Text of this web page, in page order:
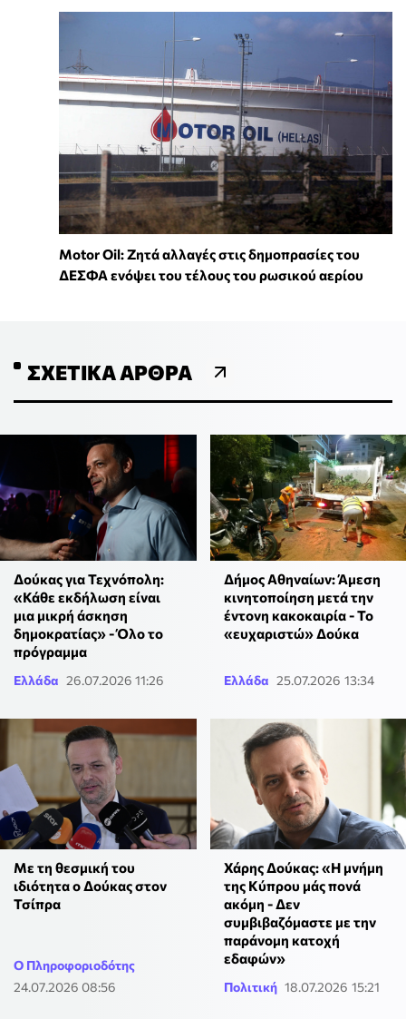
Motor Oil: Ζητά αλλαγές στις δημοπρασίες του
ΔΕΣΦΑ ενόψει του τέλους του ρωσικού αερίου
ΣΧΕΤΙΚΆ ΆΡΘΡΑ
Δούκας για Τεχνόπολη:
«Κάθε εκδήλωση είναι
μια μικρή άσκηση
δημοκρατίας» - Όλο το
πρόγραμμα
Ελλάδα 26.07.2026 11:26
Δήμος Αθηναίων: Άμεση
κινητοποίηση μετά την
έντονη κακοκαιρία - Το
«ευχαριστώ» Δούκα
Ελλάδα 25.07.2026 13:34
Με τη θεσμική του
ιδιότητα ο Δούκας στον
Τσίπρα
Ο Πληροφοριοδότης
24.07.2026 08:56
Χάρης Δούκας: «Η μνήμη
της Κύπρου μάς πονά
ακόμη - Δεν
συμβιβαζόμαστε με την
παράνομη κατοχή
εδαφών»
Πολιτική 18.07.2026 15:21